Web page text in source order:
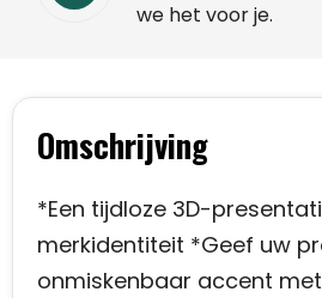
we het voor je.
Omschrijving
*Een tijdloze 3D-
merkidentiteit *Geef uw
onmiskenbaar accent